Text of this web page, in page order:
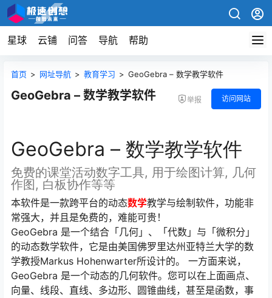
星球 云铺 问答 导航 帮助
首页 > 网址导航 > 教育学习 > GeoGebra – 数学教学软件
GeoGebra – 数学教学软件 举报 访问网站
GeoGebra – 数学教学软件
免费的课堂活动数字工具, 用于绘图计算, 几何
作图, 白板协作等等
本软件是一款跨平台的动态数学教学与绘制软件，功能非
常强大，并且是免费的，难能可贵！
GeoGebra 是一个结合「几何」、「代数」与「微积分」
的动态数学软件，它是由美国佛罗里达州亚特兰大学的数
学教授Markus Hohenwarter所设计的。 一方面来说，
GeoGebra 是一个动态的几何软件。您可以在上面画点、
向量、线段、直线、多边形、圆锥曲线，甚至是函数，事